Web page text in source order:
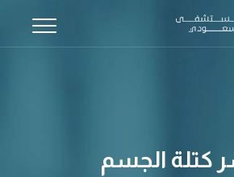
كتلة الجسم